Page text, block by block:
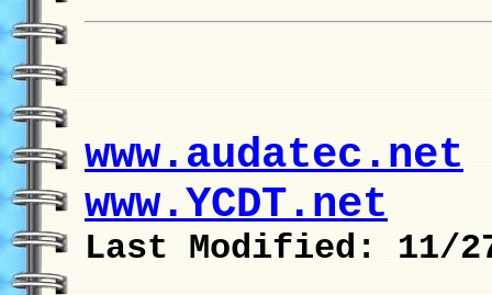
www.audatec.net
www.YCDT.net
Last Modified: 11/